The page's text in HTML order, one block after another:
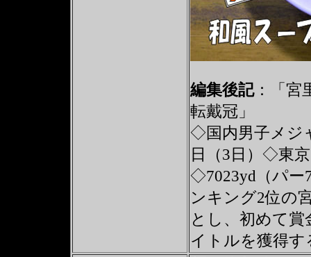
編集後記：「宮
転戴冠」
◇国内男子メジ
日（3日）◇東
◇7023yd（パー
ンキング2位の
とし、初めて
イトルを獲得